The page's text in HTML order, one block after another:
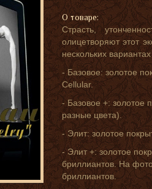
О товаре:
Страсть,
олицетворяют этот
нескольких
- Базовое: золотое
Cellular.
- Базовое +: золотое
разные цвета).
- Элит: золотое
- Элит +: золотое
бриллиантов. На
бриллиантов.